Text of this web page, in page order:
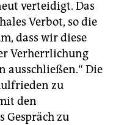
verteidigt. Das
Verbot, so die
dass wir diese
Verherrlichung
ausschließen.“ Die
zu
den
Gespräch zu